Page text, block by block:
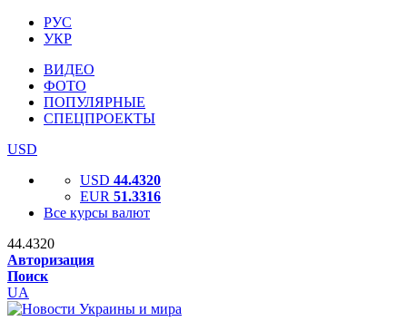
РУС
УКР
ВИДЕО
ФОТО
ПОПУЛЯРНЫЕ
СПЕЦПРОЕКТЫ
USD
USD 44.4320
EUR 51.3316
Все курсы валют
44.4320
Авторизация
Поиск
UA